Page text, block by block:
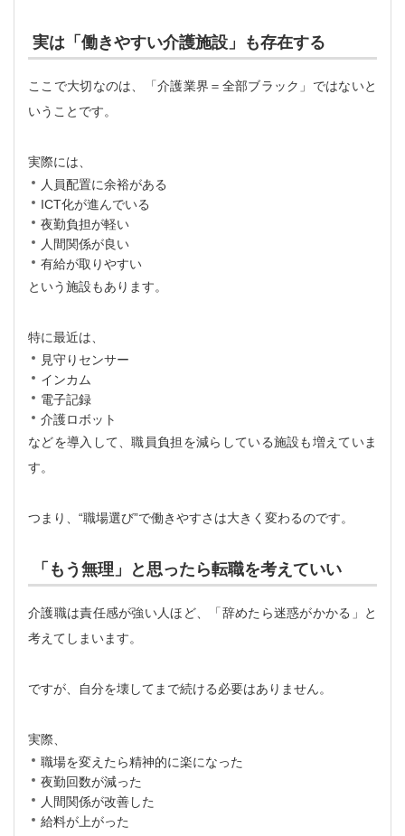
実は「働きやすい介護施設」も存在する
ここで大切なのは、「介護業界＝全部ブラック」ではないと
いうことです。
実際には、
人員配置に余裕がある
ICT化が進んでいる
夜勤負担が軽い
人間関係が良い
有給が取りやすい
という施設もあります。
特に最近は、
見守りセンサー
インカム
電子記録
介護ロボット
などを導入して、職員負担を減らしている施設も増えていま
す。
つまり、“職場選び”で働きやすさは大きく変わるのです。
「もう無理」と思ったら転職を考えていい
介護職は責任感が強い人ほど、「辞めたら迷惑がかかる」と
考えてしまいます。
ですが、自分を壊してまで続ける必要はありません。
実際、
職場を変えたら精神的に楽になった
夜勤回数が減った
人間関係が改善した
給料が上がった